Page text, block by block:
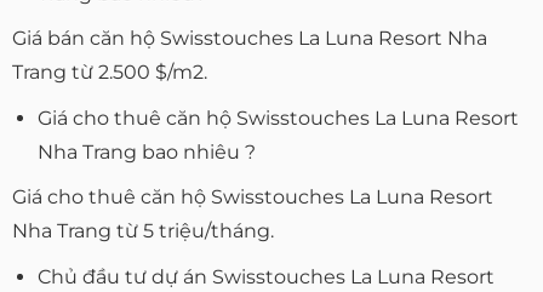
Giá bán căn hộ Swisstouches La Luna Resort Nha
Trang từ 2.500 $/m2.
Giá cho thuê căn hộ Swisstouches La Luna Resort
Nha Trang bao nhiêu ?
Giá cho thuê căn hộ Swisstouches La Luna Resort
Nha Trang từ 5 triệu/tháng.
Chủ đầu tư dự án Swisstouches La Luna Resort